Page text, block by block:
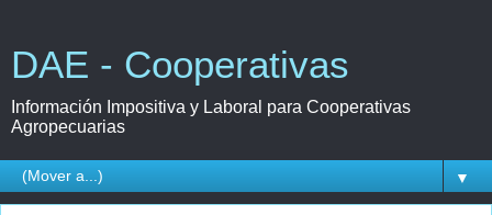
DAE - Cooperativas
Información Impositiva y Laboral para Cooperativas
Agropecuarias
▼